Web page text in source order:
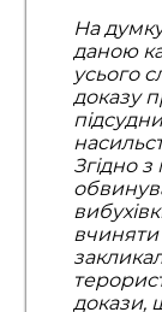
На
даною
усього
доказу
Згідно
вчиняти
докази,